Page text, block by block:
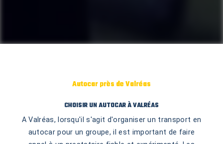
Autocar près de Valréas
CHOISIR UN AUTOCAR À VALRÉAS
A Valréas, lorsqu'il s'agit d'organiser un transport en
autocar pour un groupe, il est important de faire